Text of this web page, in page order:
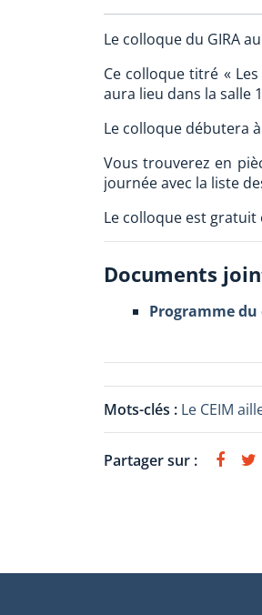
Le colloque du GIRA
Ce colloque titré «
aura lieu dans la salle
Le colloque débutera
Vous trouverez en
journée avec la liste
Le colloque est
Documents
Programme
Mots-clés : Le CEIM
Partager sur :